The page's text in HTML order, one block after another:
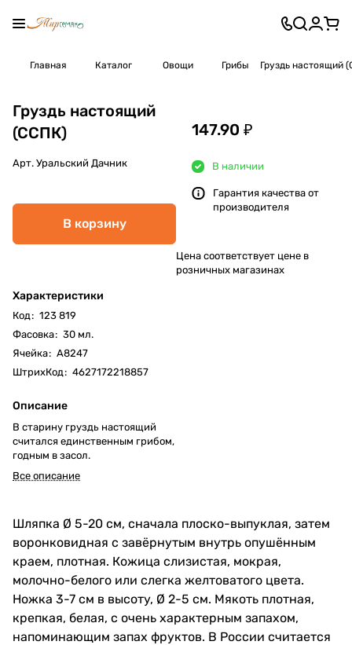
Главная Каталог Овощи Грибы Груздь настоящий
Груздь настоящий
(ССПК)
Арт. Уральский Дачник
В корзину
Характеристики
Код: 123 819
Фасовка: 30 мл.
Ячейка: А8247
ШтрихКод: 4627172218857
Описание
В старину груздь настоящий
считался единственным грибом,
годным в засол.
Все описание
147.90 ₽
В наличии
Гарантия качества от
производителя
Цена соответствует цене в
розничных магазинах
Шляпка Ø 5-20 см, сначала плоско-выпуклая, затем
воронковидная с завёрнутым внутрь опушённым
краем, плотная. Кожица слизистая, мокрая,
молочно-белого или слегка желтоватого цвета.
Ножка 3-7 см в высоту, Ø 2-5 см. Мякоть плотная,
крепкая, белая, с очень характерным запахом,
напоминающим запах фруктов. В России считается